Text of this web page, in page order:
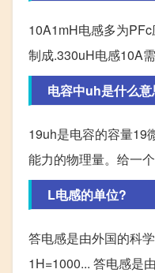
10A1mH电感多为
制成.330uH电感10A需
电容中uh是什么
19uh是电容的容量19
能力的物理量。给一个
L电感的单位?
答电感是由外国的科
1H=1000... 答电感是由